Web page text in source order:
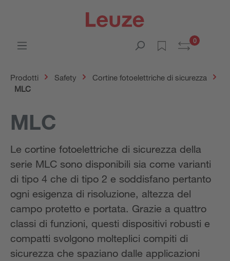
0
Prodotti Safety
Cortine fotoelettriche di sicurezza
MLC
MLC
Le cortine fotoelettriche di sicurezza della
serie MLC sono disponibili sia come varianti
di tipo 4 che di tipo 2 e soddisfano pertanto
ogni esigenza di risoluzione, altezza del
campo protetto e portata. Grazie a quattro
classi di funzioni, questi dispositivi robusti e
compatti svolgono molteplici compiti di
sicurezza che spaziano dalle applicazioni